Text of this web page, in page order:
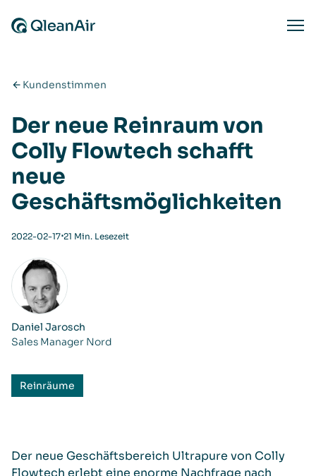
Kundenstimmen
Der neue Reinraum von
Colly Flowtech schafft
neue
Geschäftsmöglichkeiten
2022-02-17⋅21 Min. Lesezeit
Daniel Jarosch
Sales Manager Nord
Reinräume
Der neue Geschäftsbereich Ultrapure von Colly
Flowtech erlebt eine enorme Nachfrage nach